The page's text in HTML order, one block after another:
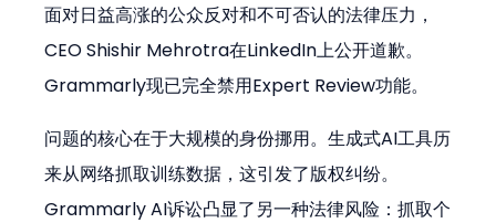
面对日益高涨的公众反对和不可否认的法律压力，
CEO Shishir Mehrotra在LinkedIn上公开道歉。
Grammarly现已完全禁用Expert Review功能。
问题的核心在于大规模的身份挪用。生成式AI工具历
来从网络抓取训练数据，这引发了版权纠纷。
Grammarly AI诉讼凸显了另一种法律风险：抓取个